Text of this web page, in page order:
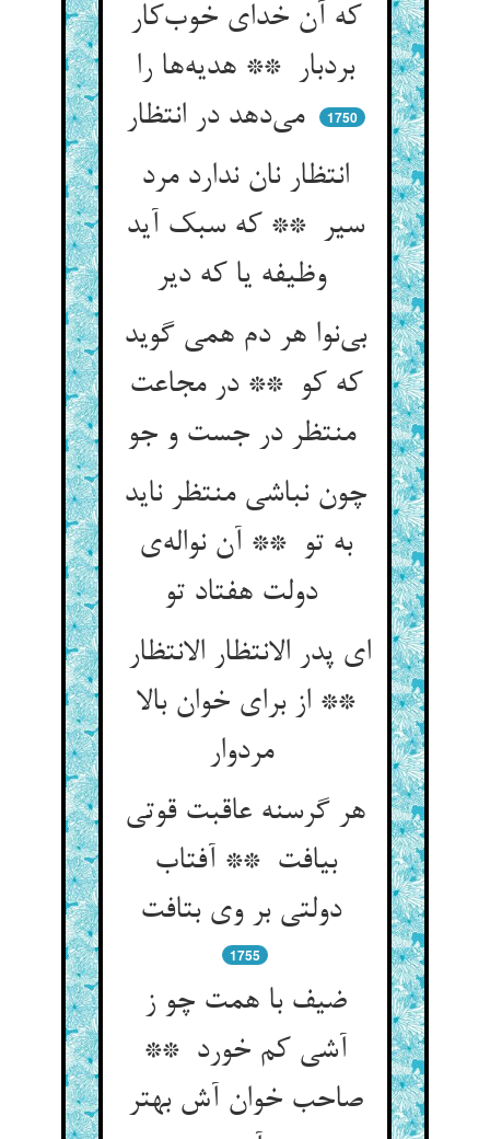
که آن خدای خوب‌کار
بردبار ** هدیه‌ها را
می‌دهد در انتظار
1750
انتظار نان ندارد مرد
سیر ** که سبک آید
وظیفه یا که دیر
بی‌نوا هر دم همی گوید
که کو ** در مجاعت
منتظر در جست و جو
چون نباشی منتظر ناید
به تو ** آن نواله‌ی
دولت هفتاد تو
ای پدر الانتظار الانتظار
** از برای خوان بالا
مردوار
هر گرسنه عاقبت قوتی
بیافت ** آفتاب
دولتی بر وی بتافت
1755
ضیف با همت چو ز
آشی کم خورد **
صاحب خوان آش بهتر